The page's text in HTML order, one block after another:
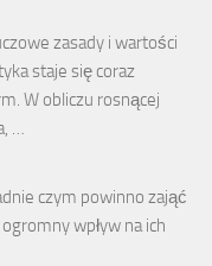
zasady i wartości
staje się coraz
W obliczu rosnącej
…
czym powinno zająć
wpływ na ich